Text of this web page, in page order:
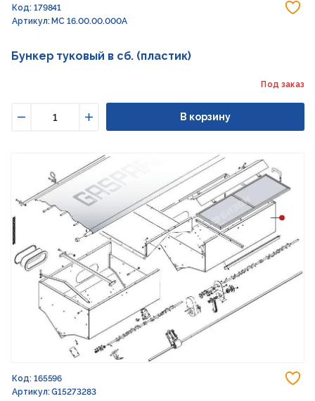
Код: 179841
Артикул: МС 16.00.00.000А
Бункер туковый в сб. (пластик)
Под заказ
Увеличить
В корзину
Код: 165596
Артикул: G15273283